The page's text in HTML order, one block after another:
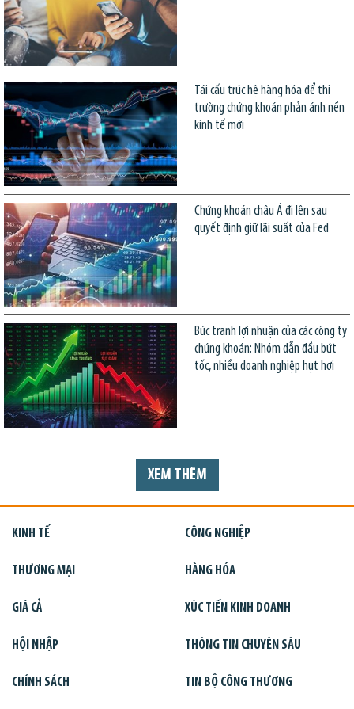
Tái cấu trúc hệ hàng hóa để thị
trường chứng khoán phản ánh nền
kinh tế mới
Chứng khoán châu Á đi lên sau
quyết định giữ lãi suất của Fed
Bức tranh lợi nhuận của các công ty
chứng khoán: Nhóm dẫn đầu bứt
tốc, nhiều doanh nghiệp hụt hơi
XEM THÊM
KINH TẾ CÔNG NGHIỆP
THƯƠNG MẠI HÀNG HÓA
GIÁ CẢ XÚC TIẾN KINH DOANH
HỘI NHẬP THÔNG TIN CHUYÊN SÂU
CHÍNH SÁCH TIN BỘ CÔNG THƯƠNG